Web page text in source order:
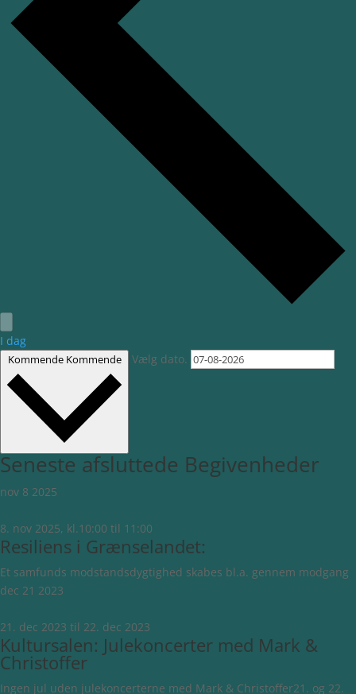
I dag
Kommende Kommende Vælg dato.
Seneste afsluttede Begivenheder
nov 8 2025
8. nov 2025, kl.10:00 til 11:00
Resiliens i Grænselandet:
Et samfunds modstandsdygtighed skabes bl.a. gennem modgang
dec 21 2023
21. dec 2023 til 22. dec 2023
Kultursalen: Julekoncerter med Mark &
Christoffer
Ingen jul uden julekoncerterne med Mark & Christoffer21. og 22.